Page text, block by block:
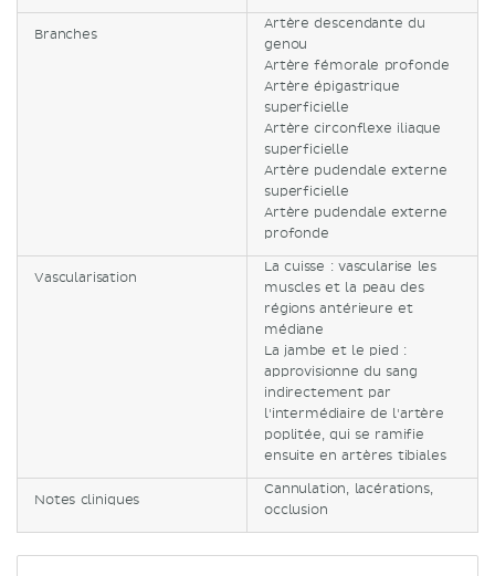
Branches
Artère descendante du
genou
Artère fémorale profonde
Artère épigastrique
superficielle
Artère circonflexe iliaque
superficielle
Artère pudendale externe
superficielle
Artère pudendale externe
profonde
Vascularisation
La cuisse : vascularise les
muscles et la peau des
régions antérieure et
médiane
La jambe et le pied :
approvisionne du sang
indirectement par
l'intermédiaire de l'artère
poplitée, qui se ramifie
ensuite en artères tibiales
Notes cliniques
Cannulation, lacérations,
occlusion